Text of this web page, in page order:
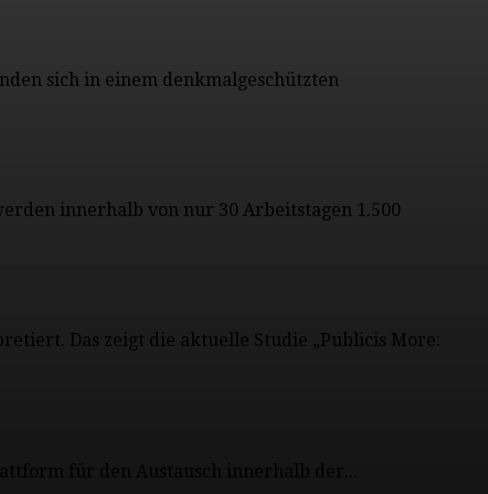
sich in einem denkmalgeschützten
innerhalb von nur 30 Arbeitstagen 1.500
Das zeigt die aktuelle Studie „Publicis More: